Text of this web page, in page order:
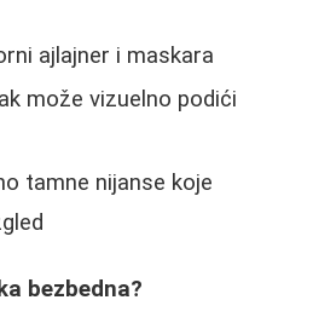
ajlajner i maskara
može vizuelno podići
tamne nijanse koje
bezbedna?